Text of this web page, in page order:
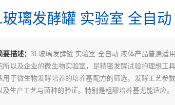
璃发酵罐 实验室 全自动
要描述：3L玻璃发酵罐 实验室 全自动 液体产品普遍适
所以及企业的微生物实验室，是精密发酵试验的理想工
用于微生物发酵培养的培养基配方的筛选，发酵工艺参
及生产工艺与菌种的验证。特别是粗醪培养基尤能适应。